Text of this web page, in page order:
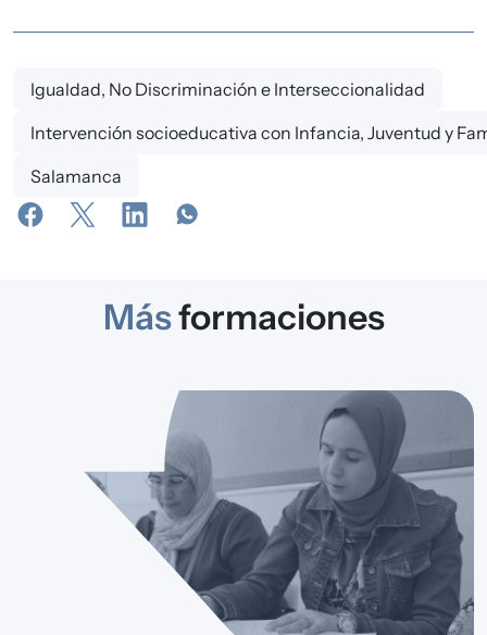
Igualdad, No Discriminación e Interseccionalidad
Intervención socioeducativa con Infancia, Juventud y
Salamanca
Másformaciones